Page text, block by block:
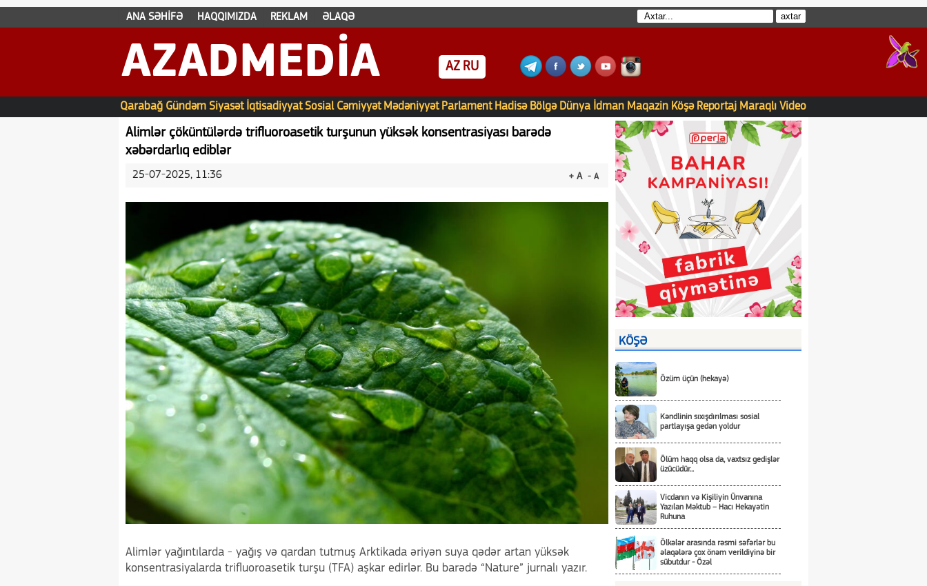
ANA SƏHİFƏ HAQQIMIZDA REKLAM ƏLAQƏ
AZADMEDIA AZ RU
Qarabağ Gündəm Siyasət İqtisadiyyat Sosial Cəmiyyət Mədəniyyət Parlament Hadisə Bölgə Dünya İdman Maqazin Köşə Reportaj Maraqlı Video
Alimlər çöküntülərdə trifluoroasetik turşunun yüksək konsentrasiyası barədə
xəbərdarlıq ediblər
+ A - A
25-07-2025, 11:36
Alimlər yağıntılarda - yağış və qardan tutmuş Arktikada əriyən suya qədər artan yüksək
konsentrasiyalarda trifluoroasetik turşu (TFA) aşkar edirlər. Bu barədə “Nature” jurnalı yazır.
KÖŞƏ
Özüm üçün (hekayə)
Kəndlinin sıxışdırılması sosial
partlayışa gedən yoldur
Ölüm haqq olsa da, vaxtsız gedişlər
üzücüdür...
Vicdanın və Kişiliyin Ünvanına
Yazılan Məktub – Hacı Hekayətin
Ruhuna
Ölkələr arasında rəsmi səfərlər bu
əlaqələrə çox önəm verildiyinə bir
sübutdur - Özəl